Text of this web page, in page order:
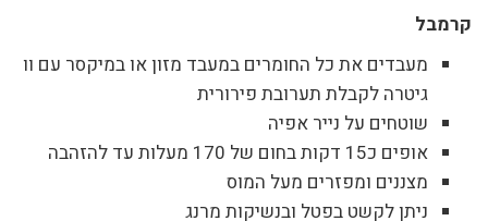
קרמבל
מעבדים את כל החומרים במעבד מזון או במיקסר עם וו
גיטרה לקבלת תערובת פירורית
שוטחים על נייר אפיה
אופים כ15 דקות בחום של 170 מעלות עד להזהבה
מצננים ומפזרים מעל המוס
ניתן לקשט בפטל ובנשיקות מרנג